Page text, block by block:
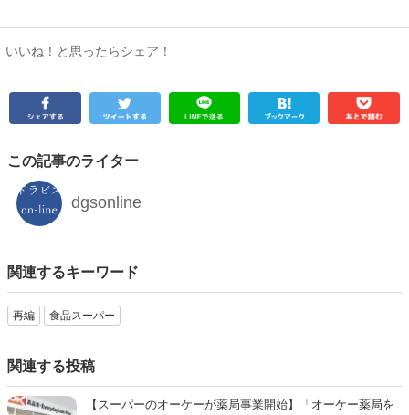
いいね！と思ったらシェア！
この記事のライター
dgsonline
関連するキーワード
再編 食品スーパー
関連する投稿
【スーパーのオーケーが薬局事業開始】「オーケー薬局を